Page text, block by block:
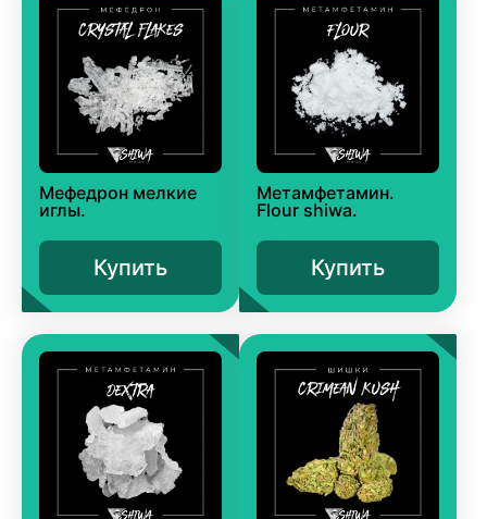
Мефедрон мелкие
иглы.
Купить
Метамфетамин.
Flour shiwa.
Купить